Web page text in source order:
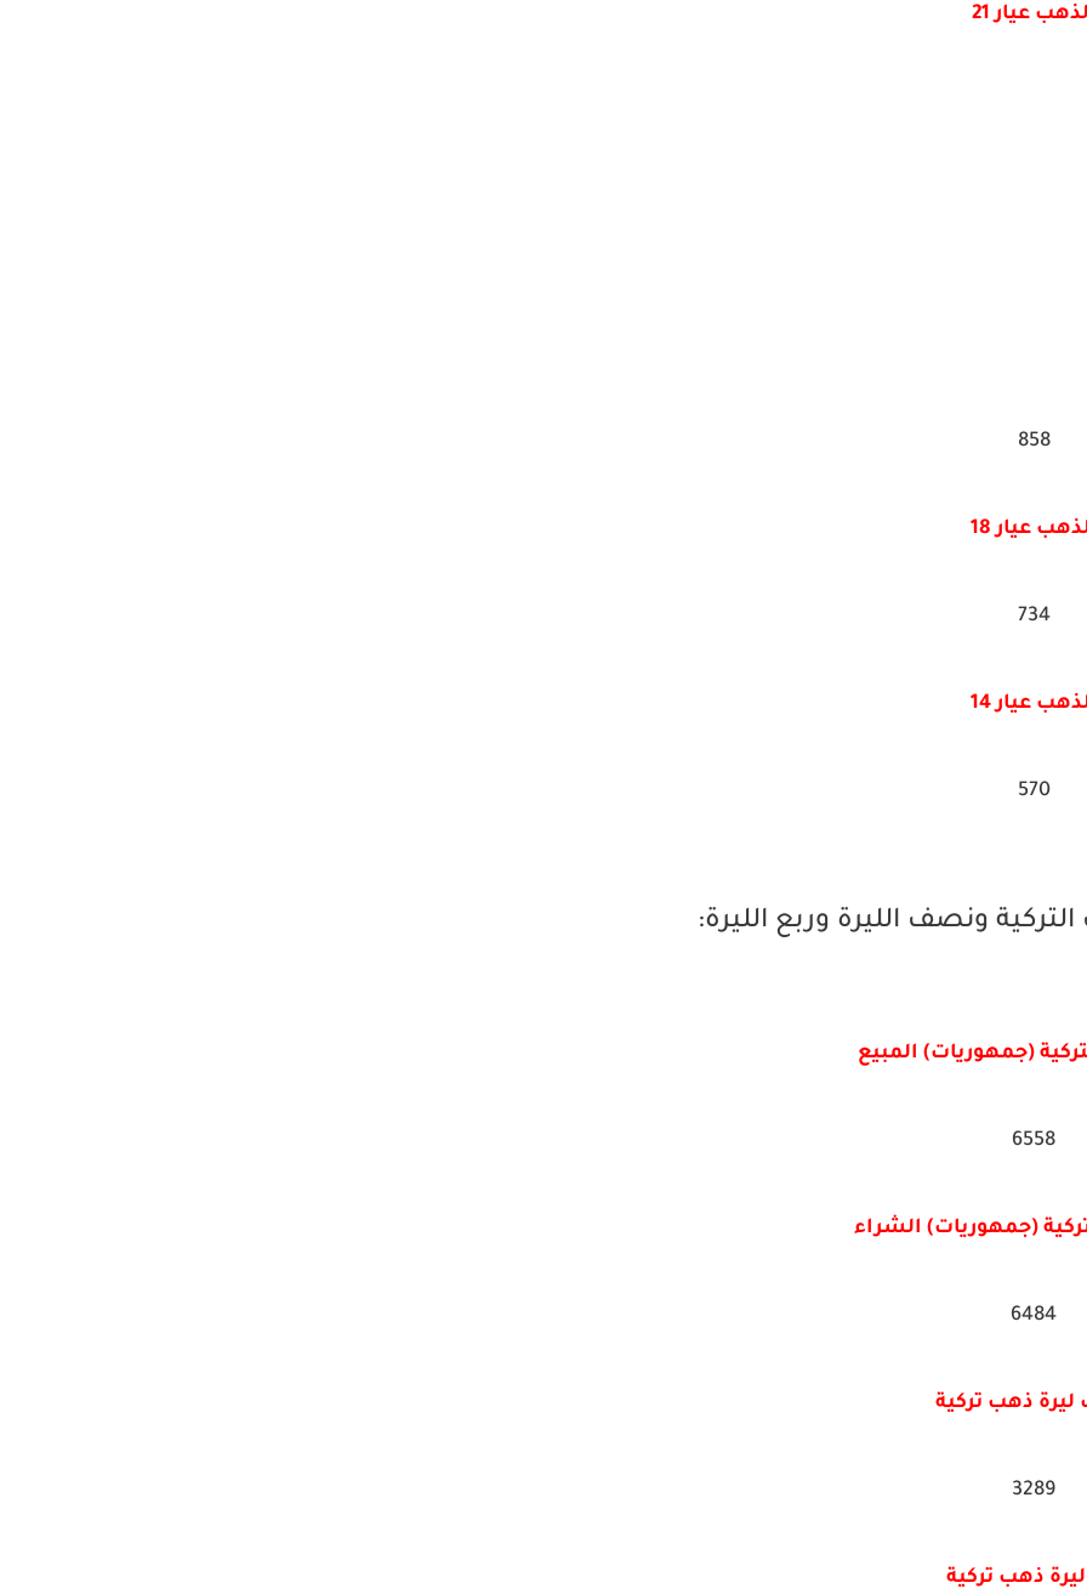
عيار 21
858
عيار 18
734
عيار 14
570
ونصف الليرة وربع الليرة:
(جمهوريات) المبيع
6558
(جمهوريات) الشراء
6484
ذهب تركية
3289
ذهب تركية